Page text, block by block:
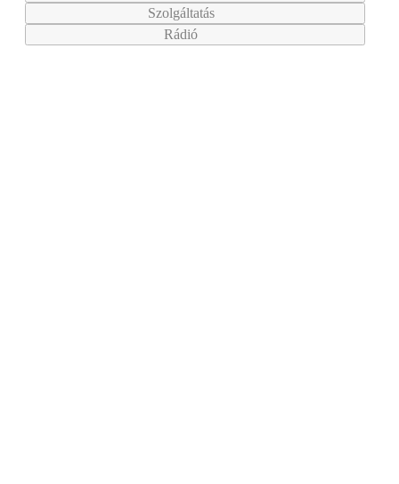
Szolgáltatás
Rádió